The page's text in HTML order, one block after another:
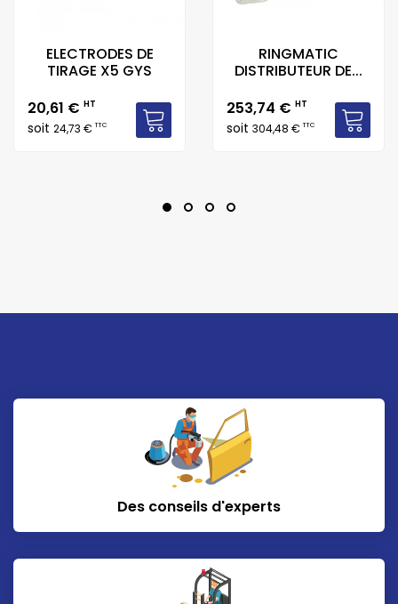
ELECTRODES DE
TIRAGE X5 GYS
Prix
20,61 € HT
soit 24,73 €TTC
RINGMATIC
DISTRIBUTEUR DE...
Prix
253,74 € HT
soit 304,48 €TTC
Des conseils d'experts